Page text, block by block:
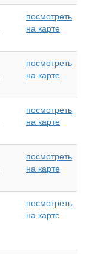
посмотреть
на карте
посмотреть
на карте
посмотреть
на карте
посмотреть
на карте
посмотреть
на карте